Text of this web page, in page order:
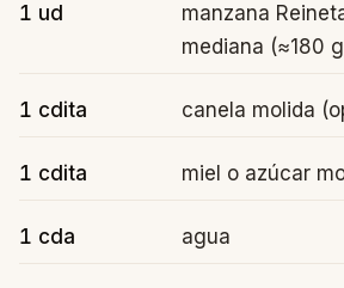
1 ud
manzana
mediana (≈180
1 cdita canela molida
1 cdita miel o azúcar
1 cda agua